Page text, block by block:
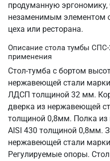
продуманную эргономику,
незаменимым элементом
цеха или ресторана.
Описание стола тумбы
применения
Стол-тумба с бортом
нержавеющей стали
ЛДСП толщиной 32 мм.
дверка из нержавеющей
толщиной 0,8мм. Полка
AISI 430 толщиной 0,8мм.
нержавеющей стали
Регулируемые опоры.